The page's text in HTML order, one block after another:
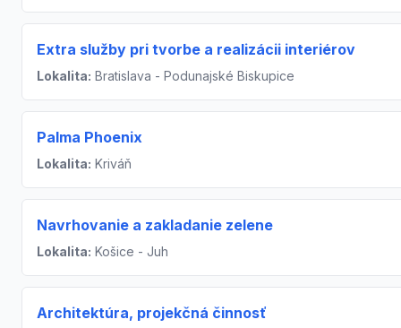
Extra služby pri tvorbe a realizácii interiérov
Lokalita: Bratislava - Podunajské Biskupice
Palma Phoenix
Lokalita: Kriváň
Navrhovanie a zakladanie zelene
Lokalita: Košice - Juh
Architektúra, projekčná činnosť